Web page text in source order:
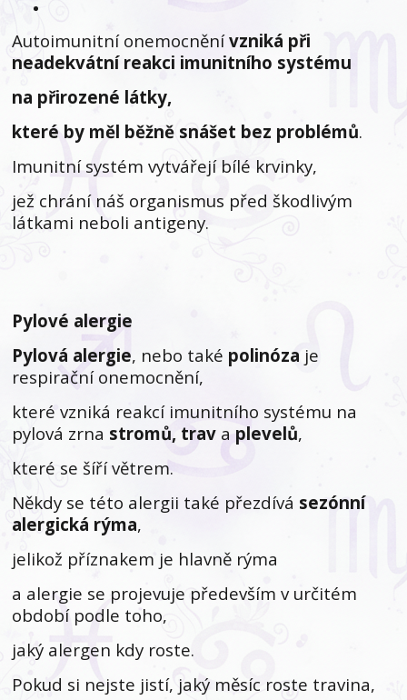
Autoimunitní onemocněnívzniká při
neadekvátní reakci imunitního systému
na přirozené látky,
které by měl běžně snášet bez problémů.
Imunitní systém vytvářejí bílé krvinky,
jež chrání náš organismus před škodlivým
látkami neboli antigeny.
Pylové alergie
Pylová alergie, nebo také polinóza je
respirační onemocnění,
které vzniká reakcí imunitního systému na
pylová zrna stromů, trav a plevelů,
které se šíří větrem.
Někdy se této alergii také přezdívá sezónní
alergická rýma,
jelikož příznakem je hlavně rýma
a alergie se projevuje především v určitém
období podle toho,
jaký alergen kdy roste.
Pokud si nejste jistí, jaký měsíc roste travina,